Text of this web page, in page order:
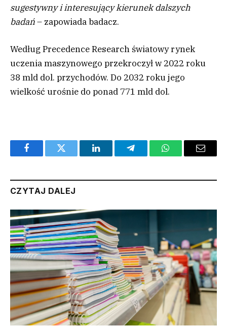
sugestywny i interesujący kierunek dalszych
badań– zapowiada badacz.
Według Precedence Research światowy rynek
uczenia maszynowego przekroczył w 2022 roku
38 mld dol. przychodów. Do 2032 roku jego
wielkość urośnie do ponad 771 mld dol.
FacebookTwitter LinkedInTelegramWhatsAppEmail
CZYTAJ DALEJ